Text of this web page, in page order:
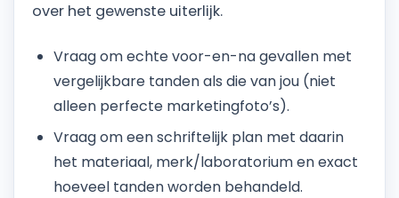
over het gewenste uiterlijk.
Vraag om echte voor-en-na gevallen met
vergelijkbare tanden als die van jou (niet
alleen perfecte marketingfoto’s).
Vraag om een schriftelijk plan met daarin
het materiaal, merk/laboratorium en exact
hoeveel tanden worden behandeld.